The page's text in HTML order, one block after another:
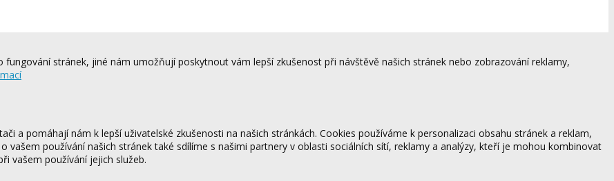
stránek, jiné nám umožňují poskytnout vám lepší zkušenost při návštěvě našich stránek nebo zobrazování reklamy,
a pomáhají nám k lepší uživatelské zkušenosti na našich stránkách. Cookies používáme k personalizaci obsahu stránek a reklam,
vašem používání našich stránek také sdílíme s našimi partnery v oblasti sociálních sítí, reklamy a analýzy, kteří je mohou kombinovat
vašem používání jejich služeb.